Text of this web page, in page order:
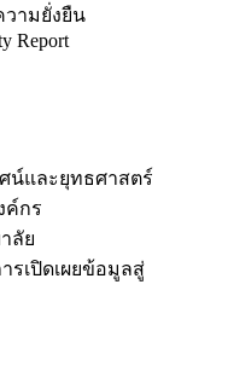
วามยั่งยืน
Report
น์และยุทธศาสตร์
ค์กร
ลัย
รเปิดเผยข้อมูลสู่